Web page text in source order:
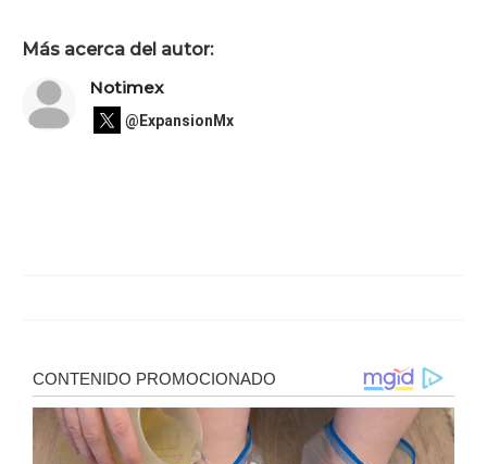
Más acerca del autor:
Notimex
@ExpansionMx